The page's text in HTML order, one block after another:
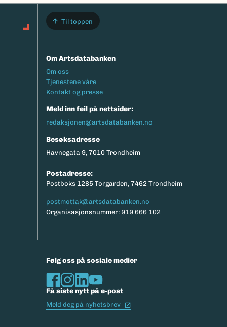
Til toppen
Om Artsdatabanken
Footermeny
Om oss
Tjenestene våre
Kontakt og presse
Meld inn feil på nettsider:
redaksjonen@artsdatabanken.no
Besøksadresse
Havnegata 9, 7010 Trondheim
Postadresse:
Postboks 1285 Torgarden, 7462 Trondheim
postmottak@artsdatabanken.no
Organisasjonsnummer: 919 666 102
Følg oss på sosiale medier
Få siste nytt på e-post
Meld deg på nyhetsbrev